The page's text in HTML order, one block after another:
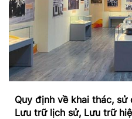
Quy định về khai thác,
Lưu trữ lịch sử, Lưu trữ